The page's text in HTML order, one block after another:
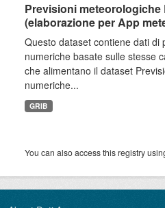
Previsioni meteorologiche
(elaborazione per App
Questo dataset contiene dati di
numeriche basate sulle stesse
che alimentano il dataset
numeriche...
GRIB
You can also access this registry